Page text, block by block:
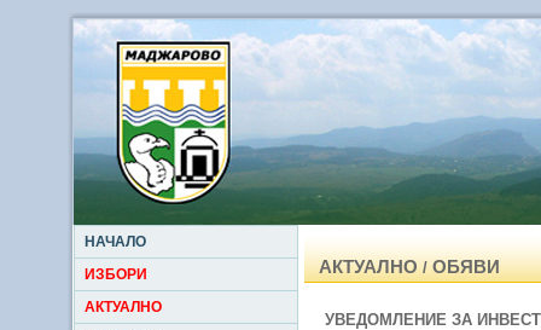
НАЧАЛО
ИЗБОРИ
АКТУАЛНО
АКТУАЛНО/ОБЯВИ
УВЕДОМЛЕНИЕ ЗА